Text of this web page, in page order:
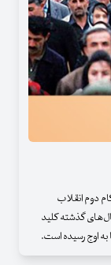
دوم انقلاب
گذشته کلید
به اوج رسیده است.